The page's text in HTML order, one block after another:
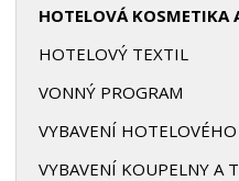
HOTELOVÁ KOSMETIKA
HOTELOVÝ TEXTIL
VONNÝ PROGRAM
VYBAVENÍ
VYBAVENÍ KOUPELNY A